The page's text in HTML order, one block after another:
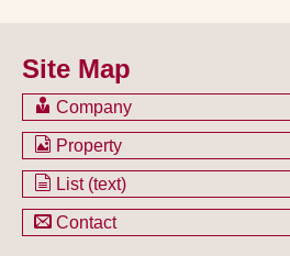
Site Map
Company
会社のご案内
不動産を売却したい方
不動産買取システム
Property
土地一覧
マンション一覧
List (text)
土地一覧
Contact